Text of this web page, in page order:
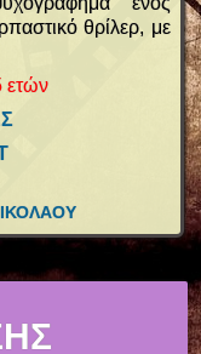
θρίλερ, με
ετών